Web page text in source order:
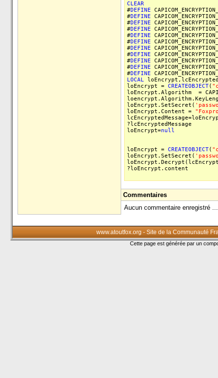
CLEAR
#DEFINE
#DEFINE
#DEFINE
#DEFINE
#DEFINE
#DEFINE
#DEFINE
#DEFINE
#DEFINE
#DEFINE
#DEFINE
LOCAL
loEncrypt = CREATEOBJECT(
loEncrypt.Algorithm =
loencrypt.Algorithm.KeyLength
loEncrypt.SetSecret(
loEncrypt.Content =
?lcEncryptedMessage
loEncrypt=null
loEncrypt = CREATEOBJECT(
loEncrypt.SetSecret(
?loEncrypt.content
Commentaires
Aucun commentaire enregistré ...
www.atoutfox.org - Site de la Communauté
Cette page est générée par un